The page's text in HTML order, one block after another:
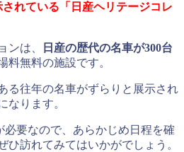
されている「日産ヘリテージコレ
ンは、
日産の歴代の名車が300台
料無料の施設です。
る往年の名車がずらりと展示され
なります。
必要なので、あらかじめ日程を確
ひ訪れてみてはいかがでしょう。